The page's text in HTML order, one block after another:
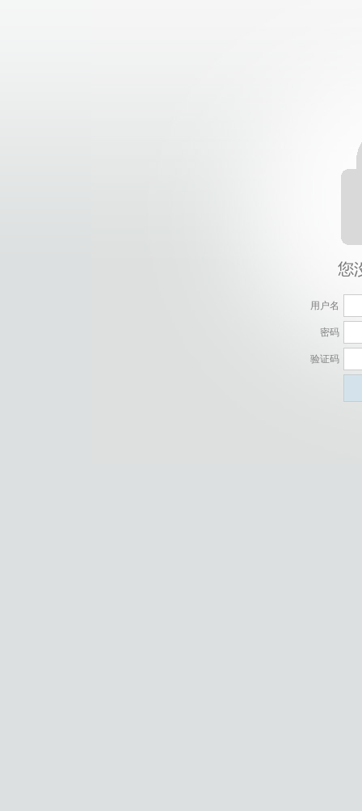
用户名
密码
验证码